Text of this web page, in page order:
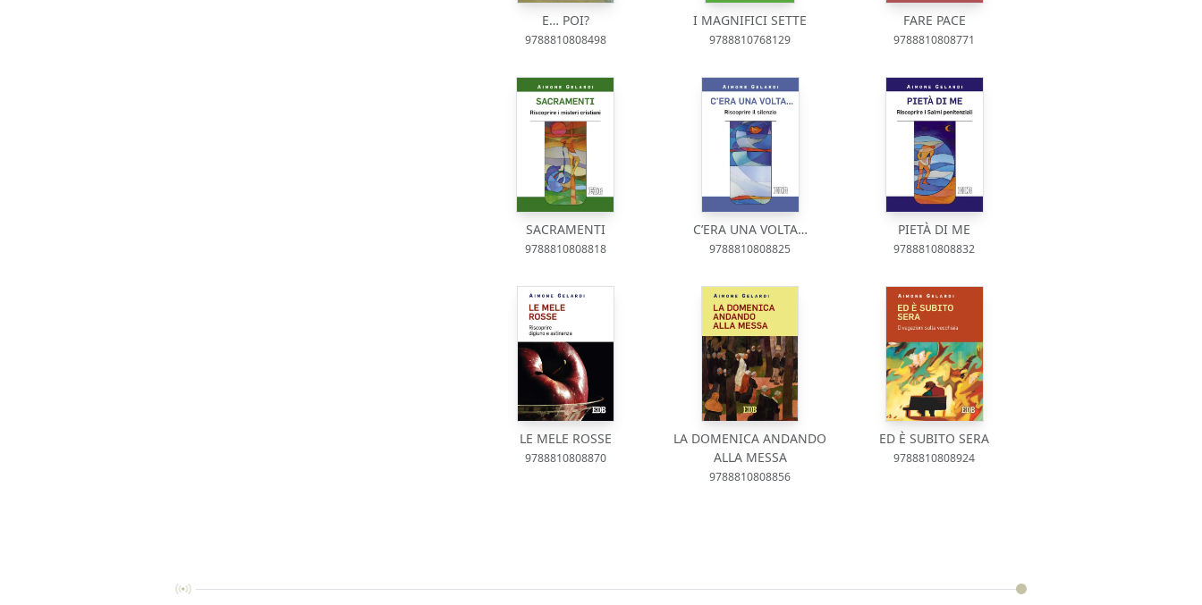
E… POI?
9788810808498
I MAGNIFICI SETTE
9788810768129
FARE PACE
9788810808771
SACRAMENTI
9788810808818
C’ERA UNA VOLTA…
9788810808825
PIETÀ DI ME
9788810808832
LE MELE ROSSE
9788810808870
LA DOMENICA ANDANDO
ALLA MESSA
9788810808856
ED È SUBITO SERA
9788810808924